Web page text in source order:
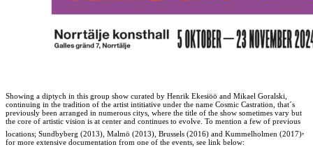
Showing a diptych in this group show curated by Henrik Ekesiöö and Mikael Goralski,
continuing in the tradition of the artist intitiative under the name Cosmic Castration, that´s
previously been arranged in numerous citys, where the title of the show sometimes vary but
the core of artistic vision is at center and continues to evolve. To mention a few of previous
locations; Sundbyberg (2013), Malmö (2013), Brussels (2016) and Kummelholmen (2017)
for more extensive documentation from one of the events, see link below: